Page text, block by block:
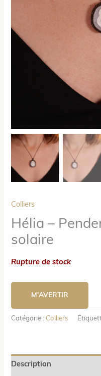
Colliers
Hélia –
solaire
Rupture de stock
M'AVERTIR
Catégorie : Colliers
Description